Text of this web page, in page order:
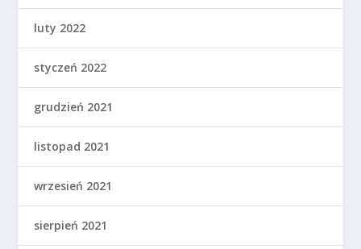
luty 2022
styczeń 2022
grudzień 2021
listopad 2021
wrzesień 2021
sierpień 2021